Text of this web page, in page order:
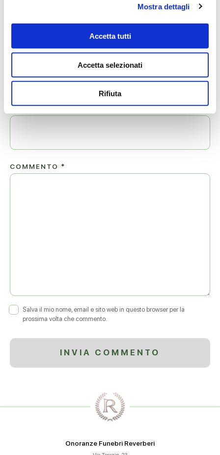
Mostra dettagli
Accetta tutti
Accetta selezionati
Rifiuta
Il tuo indirizzo email non sarà pubblicato.
COMMENTO *
NOME*
EMAIL*
Salva il mio nome, email e sito web in questo browser per la
prossima volta che commento.
Onoranze Funebri Reverberi